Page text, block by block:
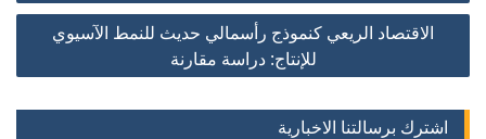
الاقتصاد الريعي كنموذج رأسمالي حديث للنمط الآسيوي
للإنتاج: دراسة مقارنة
اشترك برسالتنا الاخبارية